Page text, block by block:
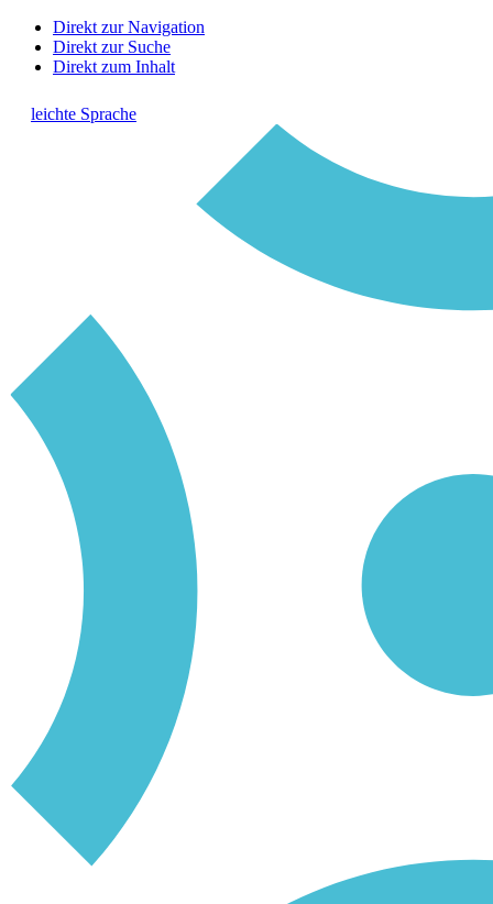
Direkt zur Navigation
Direkt zur Suche
Direkt zum Inhalt
leichte Sprache